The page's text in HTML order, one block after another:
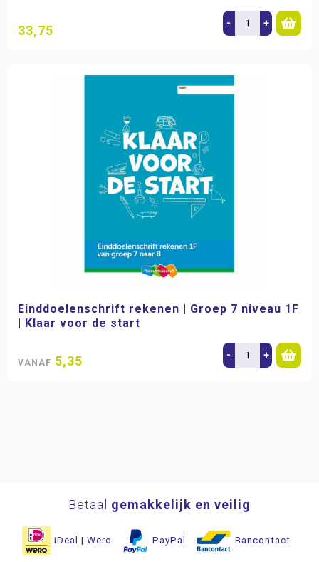
33,75 - +
Einddoelenschrift rekenen | Groep 7 niveau 1F
| Klaar voor de start
VANAF 5,35 - +
Betaal gemakkelijk en veilig
iDeal | Wero PayPal Bancontact